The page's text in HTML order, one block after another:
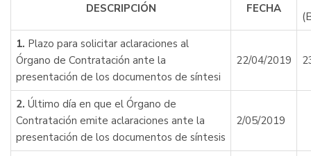
DESCRIPCIÓN FECHA
1. Plazo para solicitar aclaraciones al
Órgano de Contratación ante la
presentación de los documentos de síntesi
22/04/2019
2. Último día en que el Órgano de
Contratación emite aclaraciones ante la
presentación de los documentos de síntesis
2/05/2019